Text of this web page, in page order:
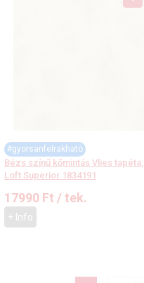
#gyorsanfelrakható
Bézs színű kőmintás Vlies tapéta,
Loft Superior 1834191
17990 Ft / tek.
+ Info